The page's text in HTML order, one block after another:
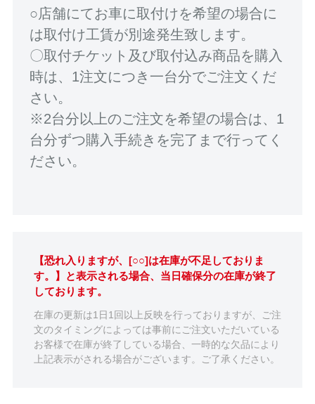
○店舗にてお車に取付けを希望の場合に
は取付け工賃が別途発生致します。
〇取付チケット及び取付込み商品を購入
時は、1注文につき一台分でご注文くだ
さい。
※2台分以上のご注文を希望の場合は、1
台分ずつ購入手続きを完了まで行ってく
ださい。
【恐れ入りますが、[○○]は在庫が不足しておりま
す。】と表示される場合、当日確保分の在庫が終了
しております。
在庫の更新は1日1回以上反映を行っておりますが、ご注
文のタイミングによっては事前にご注文いただいている
お客様で在庫が終了している場合、一時的な欠品により
上記表示がされる場合がございます。ご了承ください。